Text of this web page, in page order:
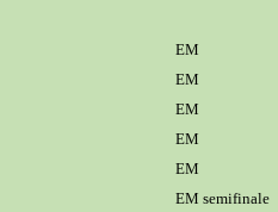
EM
EM
EM
EM
EM
EM semifinale